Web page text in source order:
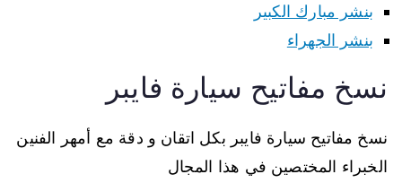
بنشر مبارك الكبير
بنشر الجهراء
نسخ مفاتيح سيارة فايبر
نسخ مفاتيح سيارة فايبر بكل اتقان و دقة مع أمهر الفنين
الخبراء المختصين في هذا المجال